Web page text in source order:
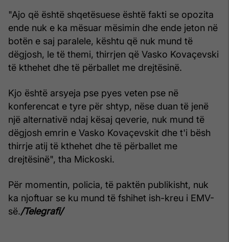
"Ajo që është shqetësuese është fakti se opozita
ende nuk e ka mësuar mësimin dhe ende jeton në
botën e saj paralele, kështu që nuk mund të
dëgjosh, le të themi, thirrjen që Vasko Kovaçevski
të kthehet dhe të përballet me drejtësinë.
Kjo është arsyeja pse pyes veten pse në
konferencat e tyre për shtyp, nëse duan të jenë
një alternativë ndaj kësaj qeverie, nuk mund të
dëgjosh emrin e Vasko Kovaçevskit dhe t'i bësh
thirrje atij të kthehet dhe të përballet me
drejtësinë", tha Mickoski.
Për momentin, policia, të paktën publikisht, nuk
ka njoftuar se ku mund të fshihet ish-kreu i EMV-
së./Telegrafi/